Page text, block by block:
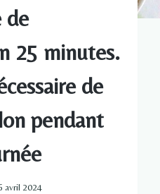
de
25 minutes.
de
pendant
avril 2024